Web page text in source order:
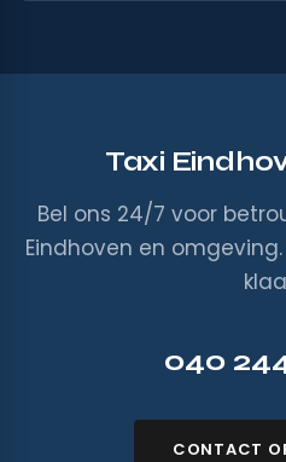
Taxi
Bel ons 24/7 voor
Eindhoven en
040
CONTACT